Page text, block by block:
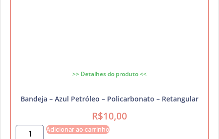
>> Detalhes do produto <<
Bandeja – Azul Petróleo – Policarbonato – Retangular
R$10,00
Adicionar ao carrinho